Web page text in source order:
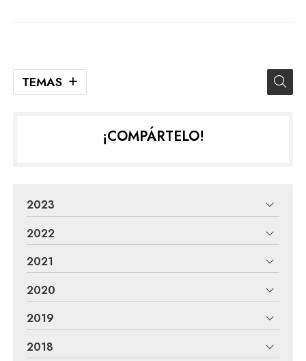
TEMAS
¡COMPÁRTELO!
2023
2022
2021
2020
2019
2018